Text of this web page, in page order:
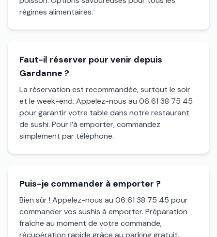
régimes alimentaires.
Faut-il réserver pour venir depuis
Gardanne ?
La réservation est recommandée, surtout le soir
et le week-end. Appelez-nous au 06 61 38 75 45
pour garantir votre table dans notre restaurant
de sushi. Pour l’à emporter, commandez
simplement par téléphone.
Puis-je commander à emporter ?
Bien sûr ! Appelez-nous au 06 61 38 75 45 pour
commander vos sushis à emporter. Préparation
fraîche au moment de votre commande,
récupération rapide grâce au parking gratuit.